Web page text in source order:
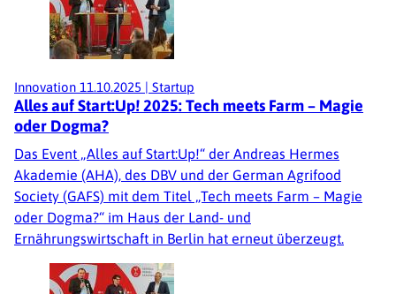
Innovation 11.10.2025 | Startup
Alles auf Start:Up! 2025: Tech meets Farm – Magie
oder Dogma?
Das Event „Alles auf Start:Up!“ der Andreas Hermes
Akademie (AHA), des DBV und der German Agrifood
Society (GAFS) mit dem Titel „Tech meets Farm – Magie
oder Dogma?“ im Haus der Land- und
Ernährungswirtschaft in Berlin hat erneut überzeugt.